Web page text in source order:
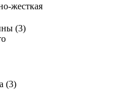
жесткая
(3)
(3)